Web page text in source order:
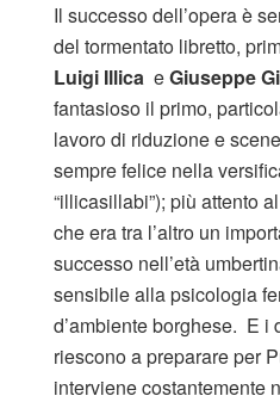
Il successo dell’opera è
del tormentato libretto,
Luigi Illica eGiuseppe
fantasioso il primo,
lavoro di riduzione e
sempre felice nella
“illicasillabi”); più attento al
che era tra l’altro un
successo nell’età
sensibile alla psicologia
d’ambiente borghese. E i
riescono a preparare per
interviene costantemente